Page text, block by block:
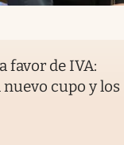
favor de IVA:
cupo y los